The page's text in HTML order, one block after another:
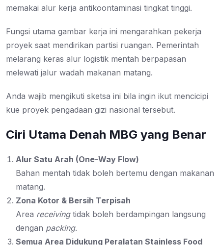
memakai alur kerja antikoontaminasi tingkat tinggi.
Fungsi utama gambar kerja ini mengarahkan pekerja
proyek saat mendirikan partisi ruangan. Pemerintah
melarang keras alur logistik mentah berpapasan
melewati jalur wadah makanan matang.
Anda wajib mengikuti sketsa ini bila ingin ikut mencicipi
kue proyek pengadaan gizi nasional tersebut.
Ciri Utama Denah MBG yang Benar
Alur Satu Arah (One-Way Flow)
Bahan mentah tidak boleh bertemu dengan makanan
matang.
Zona Kotor & Bersih Terpisah
Area receivingtidak boleh berdampingan langsung
dengan packing.
Semua Area Didukung Peralatan Stainless Food